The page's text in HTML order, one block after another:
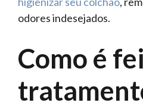
odores indesejados.
Como é